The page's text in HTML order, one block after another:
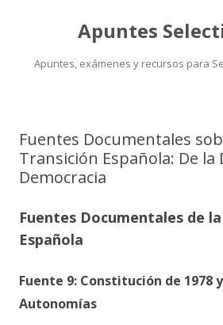
Apuntes
Apuntes, exámenes y recursos para
Fuentes Documentales
Transición Española: De la
Democracia
Fuentes Documentales de
Española
Fuente 9: Constitución de 1978
Autonomías